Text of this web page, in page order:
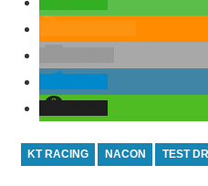
KT RACING NACON TEST